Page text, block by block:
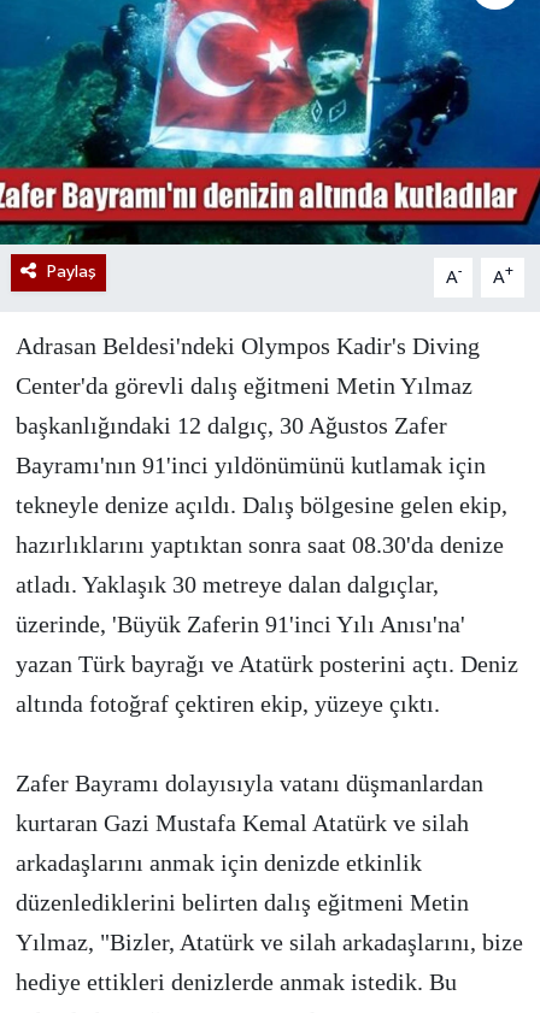
Paylaş A- A+
Adrasan Beldesi'ndeki Olympos Kadir's Diving
Center'da görevli dalış eğitmeni Metin Yılmaz
başkanlığındaki 12 dalgıç, 30 Ağustos Zafer
Bayramı'nın 91'inci yıldönümünü kutlamak için
tekneyle denize açıldı. Dalış bölgesine gelen ekip,
hazırlıklarını yaptıktan sonra saat 08.30'da denize
atladı. Yaklaşık 30 metreye dalan dalgıçlar,
üzerinde, 'Büyük Zaferin 91'inci Yılı Anısı'na'
yazan Türk bayrağı ve Atatürk posterini açtı. Deniz
altında fotoğraf çektiren ekip, yüzeye çıktı.
Zafer Bayramı dolayısıyla vatanı düşmanlardan
kurtaran Gazi Mustafa Kemal Atatürk ve silah
arkadaşlarını anmak için denizde etkinlik
düzenlediklerini belirten dalış eğitmeni Metin
Yılmaz, "Bizler, Atatürk ve silah arkadaşlarını, bize
hediye ettikleri denizlerde anmak istedik. Bu